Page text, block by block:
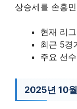
상승세를 손흥
현재 리
최근 5경
주요 선
2025년 10